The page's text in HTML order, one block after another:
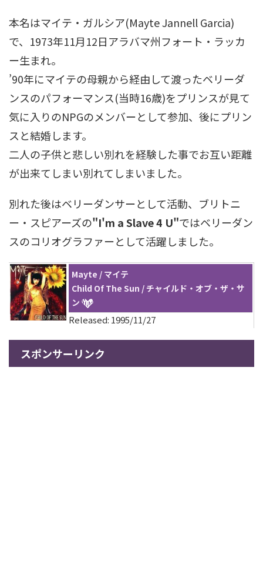
本名はマイテ・ガルシア(Mayte Jannell Garcia)
で、1973年11月12日アラバマ州フォート・ラッカ
ー生まれ。
’90年にマイテの母親から経由して渡ったベリーダ
ンスのパフォーマンス(当時16歳)をプリンスが見て
気に入りのNPGのメンバーとして参加、後にプリン
スと結婚します。
二人の子供と悲しい別れを経験した事でお互い距離
が出来てしまい別れてしまいました。
別れた後はベリーダンサーとして活動、ブリトニ
ー・スピアーズの"I'm a Slave 4 U"ではベリーダン
スのコリオグラファーとして活躍しました。
Mayte / マイテ
Child Of The Sun / チャイルド・オブ・ザ・サ
ン
Released: 1995/11/27
スポンサーリンク